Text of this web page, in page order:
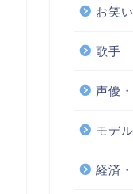
お笑い
歌手
声優
モデル
経済